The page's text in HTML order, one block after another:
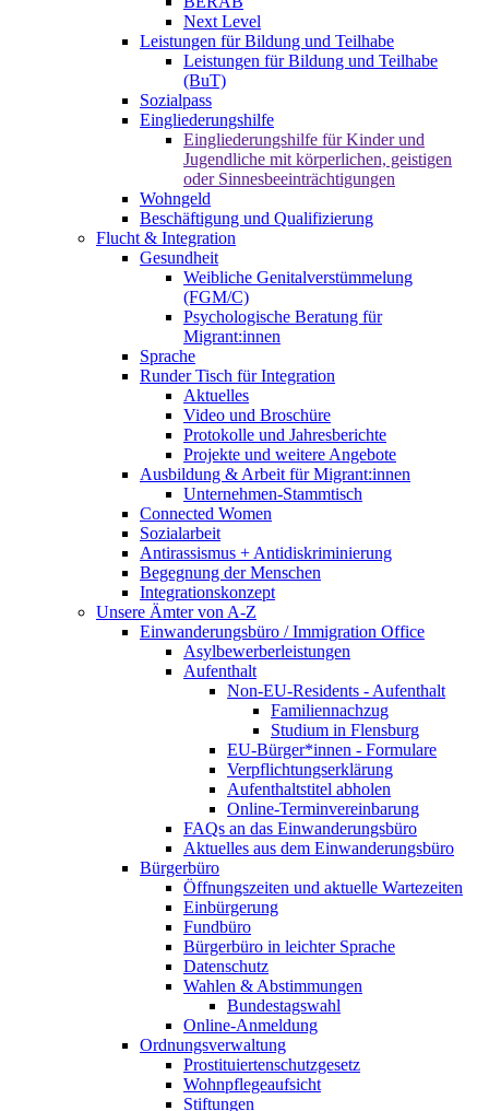
Next Level
Leistungen für Bildung und Teilhabe
Leistungen für Bildung und Teilhabe
(BuT)
Sozialpass
Eingliederungshilfe
Eingliederungshilfe für Kinder und
Jugendliche mit körperlichen, geistigen
oder Sinnesbeeinträchtigungen
Wohngeld
Beschäftigung und Qualifizierung
Flucht & Integration
Gesundheit
Weibliche Genitalverstümmelung
(FGM/C)
Psychologische Beratung für
Migrant:innen
Sprache
Runder Tisch für Integration
Aktuelles
Video und Broschüre
Protokolle und Jahresberichte
Projekte und weitere Angebote
Ausbildung & Arbeit für Migrant:innen
Unternehmen-Stammtisch
Connected Women
Sozialarbeit
Antirassismus + Antidiskriminierung
Begegnung der Menschen
Integrationskonzept
Unsere Ämter von A-Z
Einwanderungsbüro / Immigration Office
Asylbewerberleistungen
Aufenthalt
Non-EU-Residents - Aufenthalt
Familiennachzug
Studium in Flensburg
EU-Bürger*innen - Formulare
Verpflichtungserklärung
Aufenthaltstitel abholen
Online-Terminvereinbarung
FAQs an das Einwanderungsbüro
Aktuelles aus dem Einwanderungsbüro
Bürgerbüro
Öffnungszeiten und aktuelle Wartezeiten
Einbürgerung
Fundbüro
Bürgerbüro in leichter Sprache
Datenschutz
Wahlen & Abstimmungen
Bundestagswahl
Online-Anmeldung
Ordnungsverwaltung
Prostituiertenschutzgesetz
Wohnpflegeaufsicht
Stiftungen